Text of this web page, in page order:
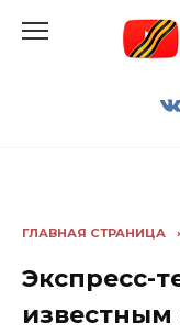
ГЛАВНАЯ СТРАНИЦА
Экспресс-